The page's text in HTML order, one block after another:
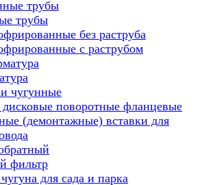
трубы
без раструба
с раструбом
чугунные
дисковые поворотные фланцевые
(демонтажные) вставки для
фильтр